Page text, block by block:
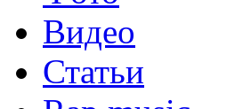
Видео
Статьи